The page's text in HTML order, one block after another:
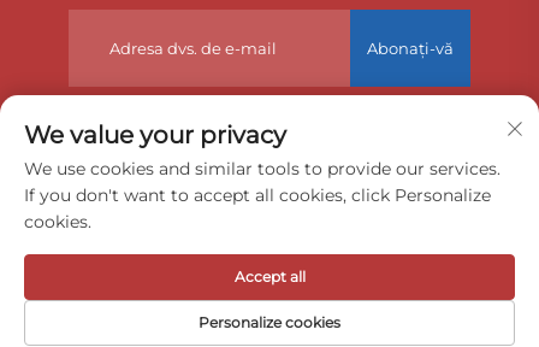
Abonați-vă
Drepturi de autor © 2025 China Dongguan Zeyuan International
Freight Agency Co., Ltd. Toate drepturile rezervate.
We value your privacy
We use cookies and similar tools to provide our services.
If you don't want to accept all cookies, click Personalize
cookies.
Personalize cookies
Accept all